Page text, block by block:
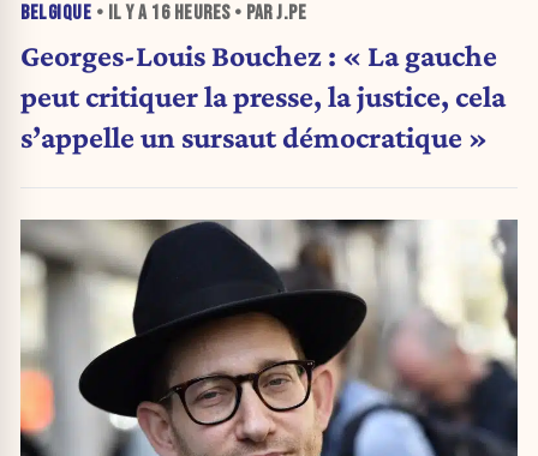
BELGIQUE • IL Y A 16 HEURES• PAR J.PE
Georges-Louis Bouchez : « La gauche
peut critiquer la presse, la justice, cela
s’appelle un sursaut démocratique »